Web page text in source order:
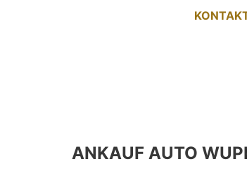
ANKAUF AUTO